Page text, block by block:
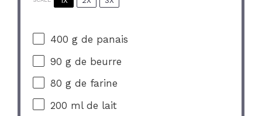
400 g de panais
90 g de beurre
80 g de farine
200 ml de lait